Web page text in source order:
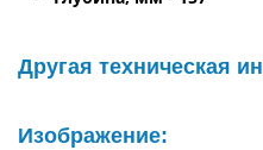
Другая техническая
Изображение: